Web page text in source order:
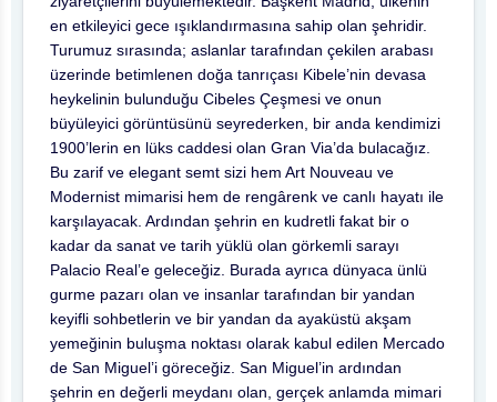
en etkileyici gece ışıklandırmasına sahip olan şehridir.
Turumuz sırasında; aslanlar tarafından çekilen arabası
üzerinde betimlenen doğa tanrıçası Kibele’nin devasa
heykelinin bulunduğu Cibeles Çeşmesi ve onun
büyüleyici görüntüsünü seyrederken, bir anda kendimizi
1900’lerin en lüks caddesi olan Gran Via’da bulacağız.
Bu zarif ve elegant semt sizi hem Art Nouveau ve
Modernist mimarisi hem de rengârenk ve canlı hayatı ile
karşılayacak. Ardından şehrin en kudretli fakat bir o
kadar da sanat ve tarih yüklü olan görkemli sarayı
Palacio Real’e geleceğiz. Burada ayrıca dünyaca ünlü
gurme pazarı olan ve insanlar tarafından bir yandan
keyifli sohbetlerin ve bir yandan da ayaküstü akşam
yemeğinin buluşma noktası olarak kabul edilen Mercado
de San Miguel’i göreceğiz. San Miguel’in ardından
şehrin en değerli meydanı olan, gerçek anlamda mimari